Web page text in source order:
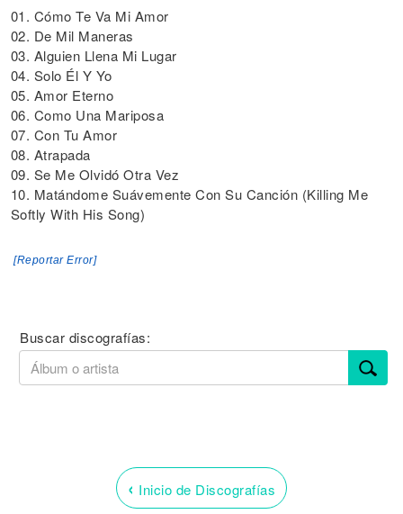
01. Cómo Te Va Mi Amor
02. De Mil Maneras
03. Alguien Llena Mi Lugar
04. Solo Él Y Yo
05. Amor Eterno
06. Como Una Mariposa
07. Con Tu Amor
08. Atrapada
09. Se Me Olvidó Otra Vez
10. Matándome Suávemente Con Su Canción (Killing Me
Softly With His Song)
[Reportar Error]
Buscar discografías:
‹ Inicio de Discografías